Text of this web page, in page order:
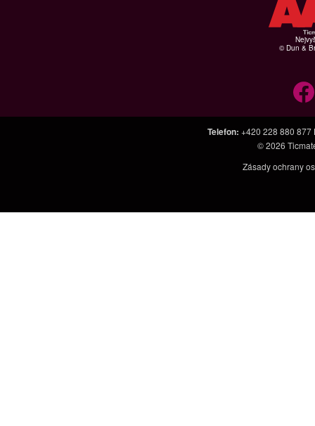
© Dun &
Telefon: +420 228 880 877
© 2026
Zásady ochrany